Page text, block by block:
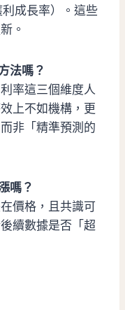
成長率）。這些
。
法嗎？
率這三個維度人
上不如機構，更
非「精準預測的
嗎？
價格，且共識可
續數據是否「超